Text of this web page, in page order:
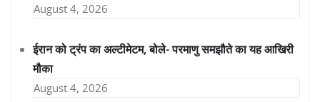
August 4, 2026
ईरान को ट्रंप का अल्टीमेटम, बोले- परमाणु समझौते का यह आखिरी
मौका
August 4, 2026